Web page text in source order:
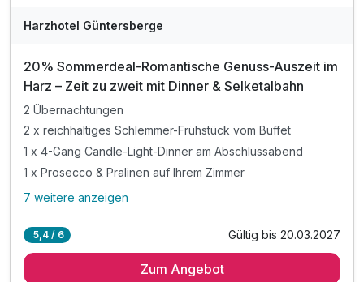
Harzhotel Güntersberge
20% Sommerdeal-Romantische Genuss-Auszeit im
Harz – Zeit zu zweit mit Dinner & Selketalbahn
2 Übernachtungen
2 x reichhaltiges Schlemmer-Frühstück vom Buffet
1 x 4-Gang Candle-Light-Dinner am Abschlussabend
1 x Prosecco & Pralinen auf Ihrem Zimmer
Alle Inklusivleistungen
2 x reichhaltiges Schlemmer-Frühstück vom Buffet
7 weitere anzeigen
5,4 / 6 Gültig bis 20.03.2027
Zum Angebot